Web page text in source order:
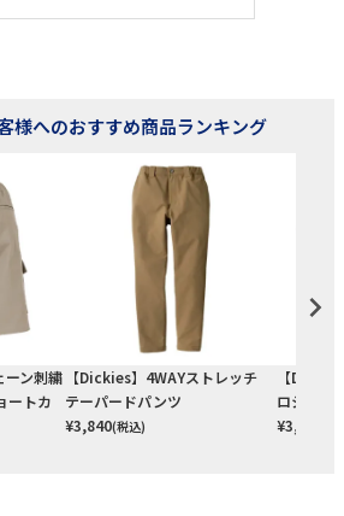
様へのおすすめ商品ランキング
ーン刺繍
ートカ
【Dickies】4WAYストレッチ
テーパードパンツ
¥3,840(税込)
【
ロシャツ
¥3,060